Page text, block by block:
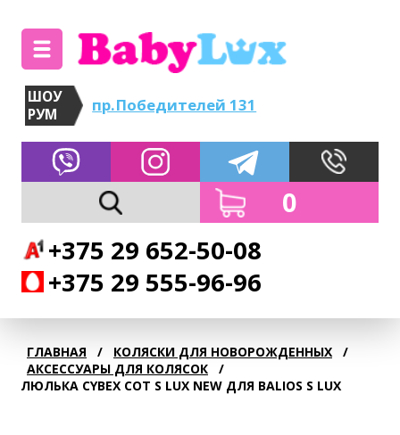
РУМ
пр.Победителей 131
0
+375 29 652-50-08
+375 29 555-96-96
ГЛАВНАЯ / КОЛЯСКИ ДЛЯ НОВОРОЖДЕННЫХ
/
АКСЕССУАРЫ ДЛЯ КОЛЯСОК
/
ЛЮЛЬКА CYBEX COT S LUX NEW ДЛЯ BALIOS S LUX